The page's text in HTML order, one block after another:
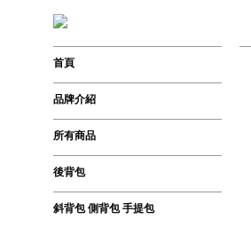
首頁
品牌介紹
所有商品
後背包
斜背包 側背包 手提包